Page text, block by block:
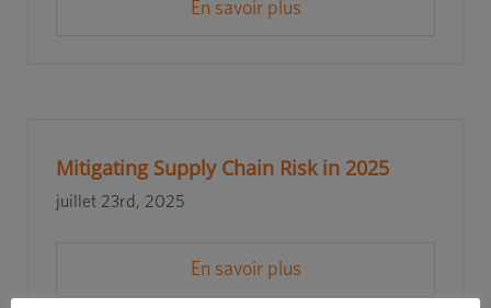
En savoir plus
Mitigating Supply Chain Risk in 2025
juillet 23rd, 2025
En savoir plus